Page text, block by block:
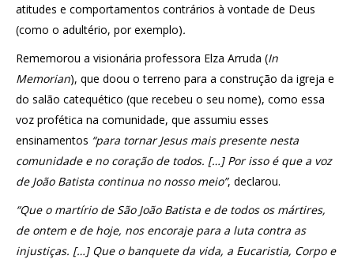
atitudes e comportamentos contrários à vontade de Deus
(como o adultério, por exemplo).
Rememorou a visionária professora Elza Arruda (In
Memorian), que doou o terreno para a construção da igreja e
do salão catequético (que recebeu o seu nome), como essa
voz profética na comunidade, que assumiu esses
ensinamentos “para tornar Jesus mais presente nesta
comunidade e no coração de todos. […] Por isso é que a voz
de João Batista continua no nosso meio”, declarou.
“Que o martírio de São João Batista e de todos os mártires,
de ontem e de hoje, nos encoraje para a luta contra as
injustiças. […] Que o banquete da vida, a Eucaristia, Corpo e